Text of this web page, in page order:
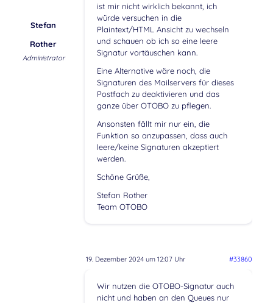
Stefan
Rother
Administrator
ist mir nicht wirklich bekannt, ich
würde versuchen in die
Plaintext/HTML Ansicht zu wechseln
und schauen ob ich so eine leere
Signatur vortäuschen kann.
Eine Alternative wäre noch, die
Signaturen des Mailservers für dieses
Postfach zu deaktivieren und das
ganze über OTOBO zu pflegen.
Ansonsten fällt mir nur ein, die
Funktion so anzupassen, dass auch
leere/keine Signaturen akzeptiert
werden.
Schöne Grüße,
Stefan Rother
Team OTOBO
19. Dezember 2024 um 12:07 Uhr #33860
Wir nutzen die OTOBO-Signatur auch
nicht und haben an den Queues nur